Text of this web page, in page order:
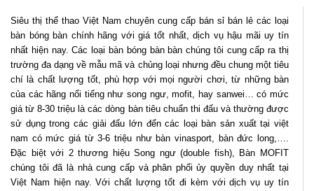
Siêu thị thể thao Việt Nam chuyên cung cấp bán sỉ bán lẻ các loại
bàn bóng bàn chính hãng với giá tốt nhất, dịch vụ hậu mãi uy tín
nhất hiện nay. Các loại bàn bóng bàn bàn chúng tôi cung cấp ra thị
trường đa dạng về mẫu mã và chủng loại nhưng đều chung một tiêu
chí là chất lượng tốt, phù hợp với mọi người chơi, từ những bàn
của các hãng nổi tiếng như song ngư, mofit, hay sanwei… có mức
giá từ 8-30 triệu là các dòng bàn tiêu chuẩn thi đấu và thường được
sử dụng trong các giải đấu lớn đến các loại bàn sản xuất tại việt
nam có mức giá từ 3-6 triệu như bàn vinasport, bàn đức long,….
Đặc biệt với 2 thương hiệu Song ngư (double fish), Bàn MOFIT
chúng tôi đã là nhà cung cấp và phân phối ủy quyền duy nhất tại
Việt Nam hiện nay. Với chất lượng tốt đi kèm với dịch vụ uy tín